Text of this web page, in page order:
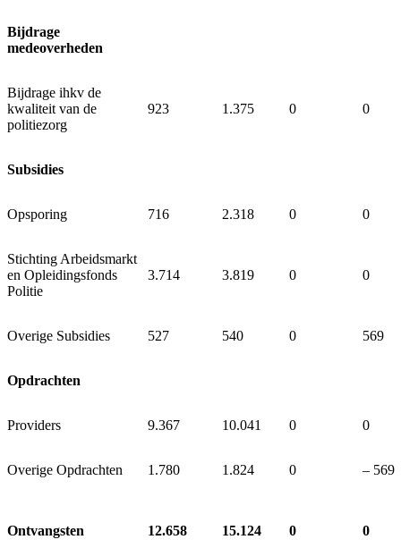
Bijdrage
medeoverheden
Bijdrage ihkv de
kwaliteit van de
politiezorg
923 1.375 0 0
Subsidies
Opsporing 716 2.318 0 0
Stichting Arbeidsmarkt
en Opleidingsfonds
Politie
3.714 3.819 0 0
Overige Subsidies 527 540 0 569
Opdrachten
Providers 9.367 10.041 0 0
Overige Opdrachten 1.780 1.824 0 ‒ 569
Ontvangsten 12.658 15.124 0 0